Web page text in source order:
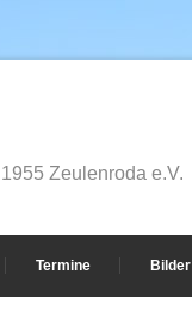
Zeulenroda e.V.
Termine Bilder